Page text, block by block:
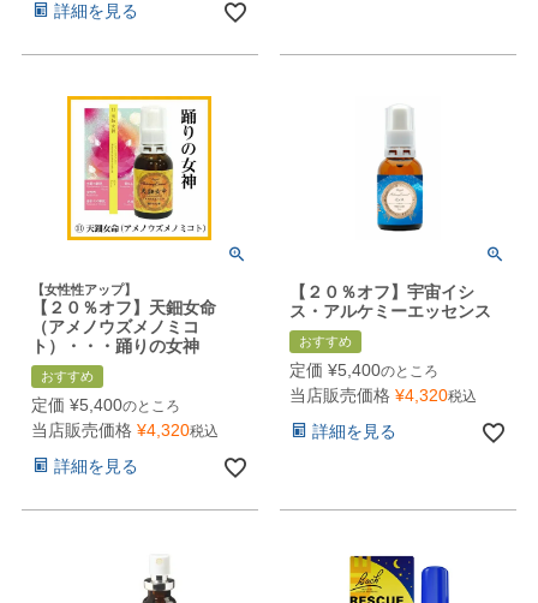
詳細を見る
【女性性アップ】
【２０％オフ】天鈿女命
（アメノウズメノミコ
ト）・・・踊りの女神
おすすめ
定価 ¥5,400のところ
当店販売価格 ¥4,320税込
詳細を見る
【２０％オフ】宇宙イシ
ス・アルケミーエッセンス
おすすめ
定価 ¥5,400のところ
当店販売価格 ¥4,320税込
詳細を見る